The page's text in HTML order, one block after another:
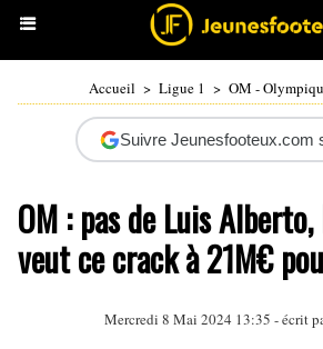
Accueil > Ligue 1 > OM -
Suivre Jeunesfooteux.com
OM : pas de Luis
veut ce crack à 21M€
Mercredi 8 Mai 2024 13:35 - écrit